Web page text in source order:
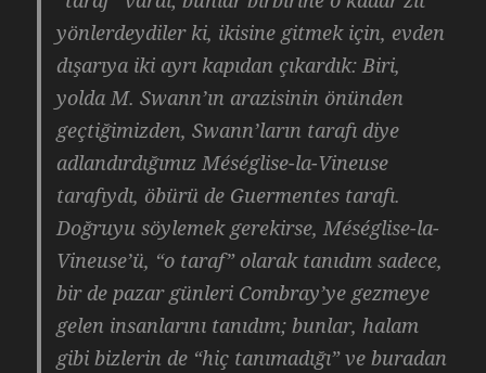
yönlerdeydiler ki, ikisine gitmek için, evden
dışarıya iki ayrı kapıdan çıkardık: Biri,
yolda M. Swann’ın arazisinin önünden
geçtiğimizden, Swann’ların tarafı diye
adlandırdığımız Méséglise-la-Vineuse
tarafıydı, öbürü de Guermentes tarafı.
Doğruyu söylemek gerekirse, Méséglise-la-
Vineuse’ü, “o taraf” olarak tanıdım sadece,
bir de pazar günleri Combray’ye gezmeye
gelen insanlarını tanıdım; bunlar, halam
gibi bizlerin de “hiç tanımadığı” ve buradan